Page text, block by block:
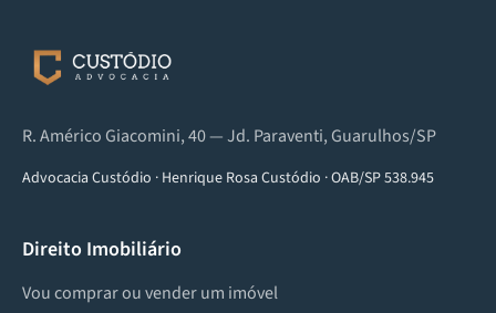
R. Américo Giacomini, 40 — Jd. Paraventi, Guarulhos/SP
Advocacia Custódio · Henrique Rosa Custódio ·OAB/SP 538.945
Direito Imobiliário
Vou comprar ou vender um imóvel